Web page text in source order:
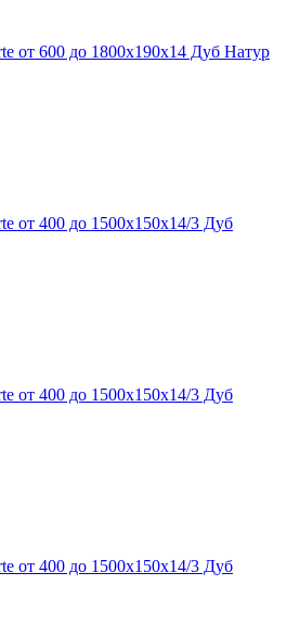
от 600 до 1800х190х14 Дуб Натур
от 400 до 1500х150х14/3 Дуб
от 400 до 1500х150х14/3 Дуб
от 400 до 1500х150х14/3 Дуб